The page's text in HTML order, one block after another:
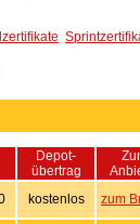
Depot-
übertrag
kostenlos zum